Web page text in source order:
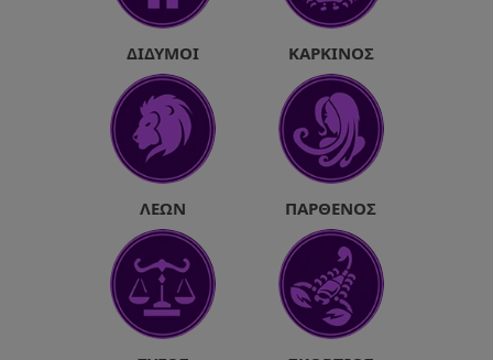
ΔΊΔΥΜΟΙ ΚΑΡΚΊΝΟΣ
ΛΈΩΝ ΠΑΡΘΈΝΟΣ